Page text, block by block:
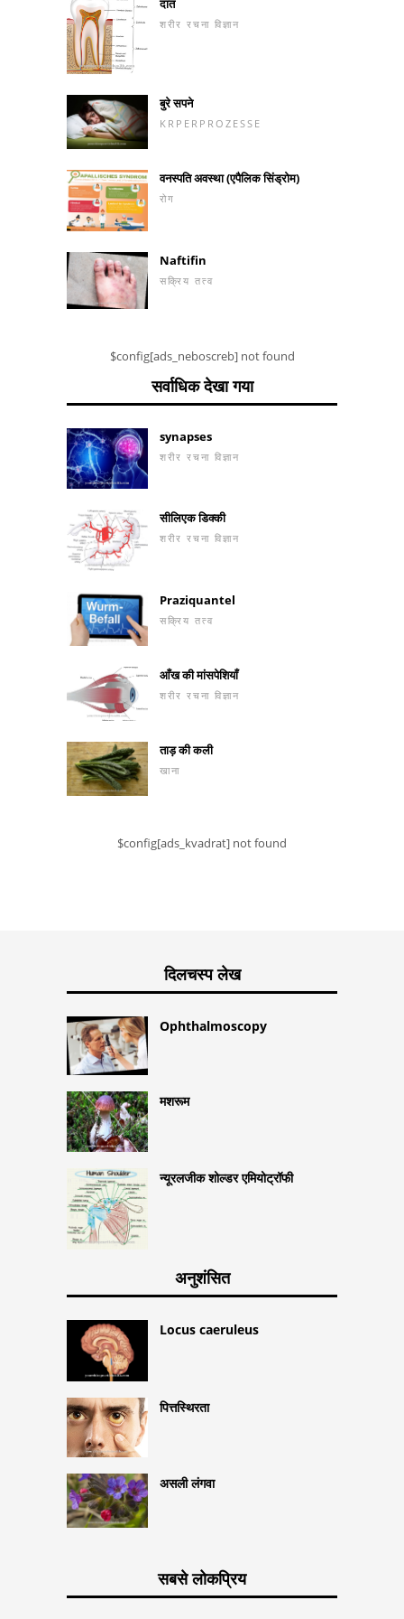
दांत
शरीर रचना विज्ञान
बुरे सपने
KRPERPROZESSE
वनस्पति अवस्था (एपैलिक सिंड्रोम)
रोग
Naftifin
सक्रिय तत्व
$config[ads_neboscreb] not found
सर्वाधिक देखा गया
synapses
शरीर रचना विज्ञान
सीलिएक डिक्की
शरीर रचना विज्ञान
Praziquantel
सक्रिय तत्व
आँख की मांसपेशियाँ
शरीर रचना विज्ञान
ताड़ की कली
खाना
$config[ads_kvadrat] not found
दिलचस्प लेख
Ophthalmoscopy
मशरूम
न्यूरलजीक शोल्डर एमियोट्रॉफी
अनुशंसित
Locus caeruleus
पित्तस्थिरता
असली लंगवा
सबसे लोकप्रिय